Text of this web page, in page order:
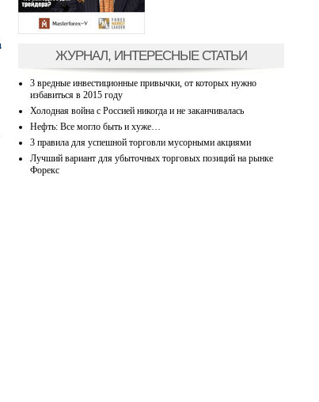
ЖУРНАЛ, ИНТЕРЕСНЫЕ СТАТЬИ
3 вредные инвестиционные привычки, от которых нужно
избавиться в 2015 году
Холодная война с Россией никогда и не заканчивалась
Нефть: Все могло быть и хуже…
3 правила для успешной торговли мусорными акциями
Лучший вариант для убыточных торговых позиций на рынке
Форекс